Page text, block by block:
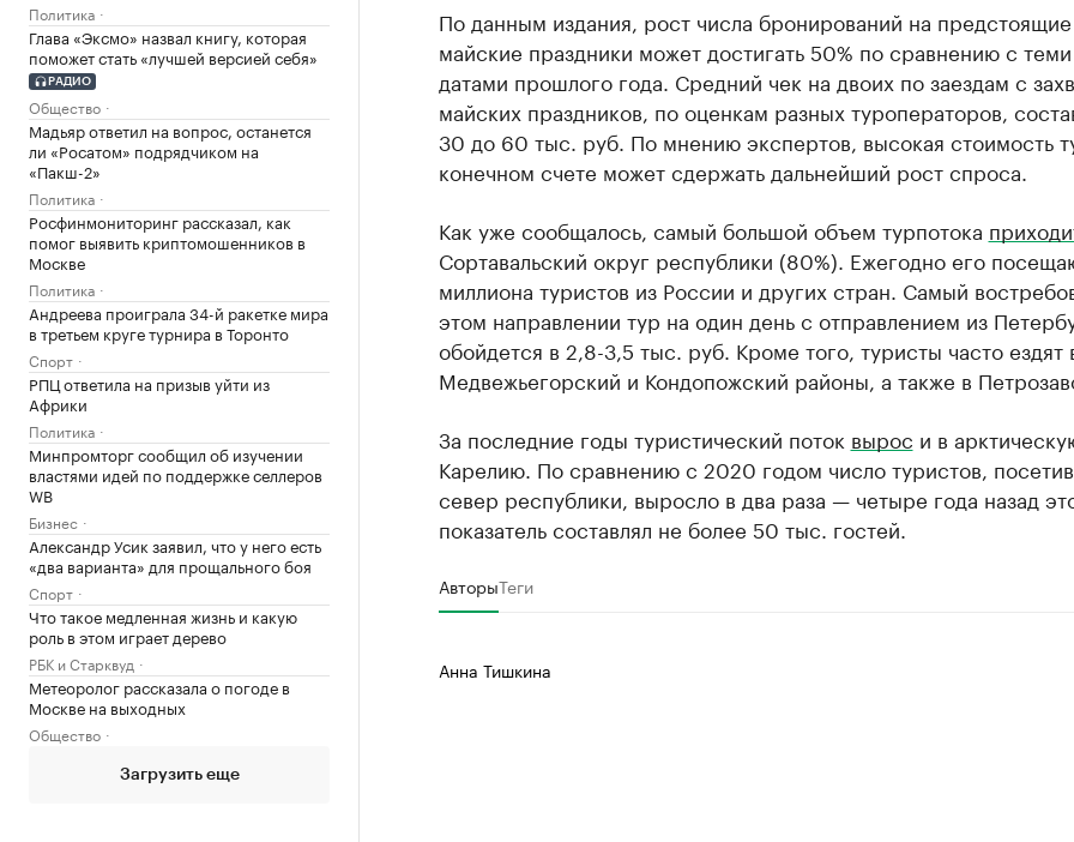
Политика
Глава «Эксмо» назвал книгу, которая
поможет стать «лучшей версией себя»
РАДИО
Общество
Мадьяр ответил на вопрос, останется
ли «Росатом» подрядчиком на
«Пакш-2»
Политика
Росфинмониторинг рассказал, как
помог выявить криптомошенников в
Москве
Политика
Андреева проиграла 34-й ракетке мира
в третьем круге турнира в Торонто
Спорт
РПЦ ответила на призыв уйти из
Африки
Политика
Минпромторг сообщил об изучении
властями идей по поддержке селлеров
WB
Бизнес
Александр Усик заявил, что у него есть
«два варианта» для прощального боя
Спорт
Что такое медленная жизнь и какую
роль в этом играет дерево
РБК и Старквуд
Метеоролог рассказала о погоде в
Москве на выходных
Общество
Загрузить еще
По данным издания, рост числа бронирований на предстоящие
майские праздники может достигать 50% по сравнению с
датами прошлого года. Средний чек на двоих по заездам с
майских праздников, по оценкам разных туроператоров,
30 до 60 тыс. руб. По мнению экспертов, высокая стоимость
конечном счете может сдержать дальнейший рост спроса.
Как уже сообщалось, самый большой объем турпотока
Сортавальский округ республики (80%). Ежегодно его
миллиона туристов из России и других стран. Самый
этом направлении тур на один день с отправлением из
обойдется в 2,8-3,5 тыс. руб. Кроме того, туристы часто ездят
Медвежьегорский и Кондопожский районы, а также в
За последние годы туристический поток вырос и в
Карелию. По сравнению с 2020 годом число туристов,
север республики, выросло в два раза — четыре года назад
показатель составлял не более 50 тыс. гостей.
АвторыТеги
Анна Тишкина